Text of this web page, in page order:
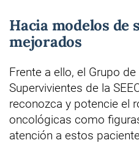
Hacia modelos de
mejorados
Frente a ello, el Grupo
Supervivientes de la
reconozca y potencie el
oncológicas como
atención a estos